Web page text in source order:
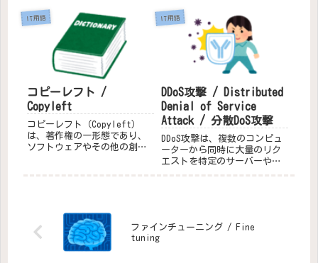
り、ウイルスやワームの「検
体」を入手したり、別の重要
なシステムから目をそらすた
めの「おとり」として使われ
る。ハ...
県神戸市の理化学研究所計算
科学研究機構に設置されてい
ました。主な特徴計算性能：1
秒間に1京回（10ペタフロップ
ス）の浮動小数点演算を行う
IT用語
コピーレフト /
Copyleft
コピーレフト（Copyleft）
は、著作権の一形態であり、
ソフトウェアやその他の創作
変されたバージョンも同様
に...
IT用語
DDoS攻撃 / Distributed
Denial of Service
Attack / 分散DoS攻撃
DDoS攻撃は、複数のコンピュ
ーターから同時に大量のリク
エストを特定のサーバーやネ
ります。DDoS攻撃の仕組み...
ファインチューニング / Fine
tuning